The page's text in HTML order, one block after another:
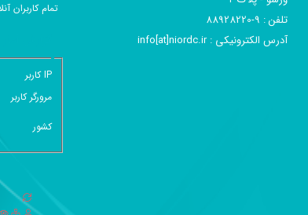
تلفن :‌ 9-88928220
آدرس الکترونیکی :‌ info[at]niordc.ir
تمام کاربران
گزارش
IP کاربر
مرورگر کاربر
کشور